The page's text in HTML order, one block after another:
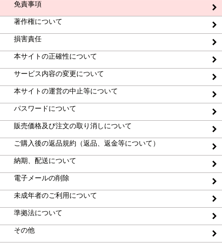
免責事項
著作権について
損害責任
本サイトの正確性について
サービス内容の変更について
本サイトの運営の中止等について
パスワードについて
販売価格及び注文の取り消しについて
ご購入後の返品規約（返品、返金等について）
納期、配送について
電子メールの削除
未成年者のご利用について
準拠法について
その他